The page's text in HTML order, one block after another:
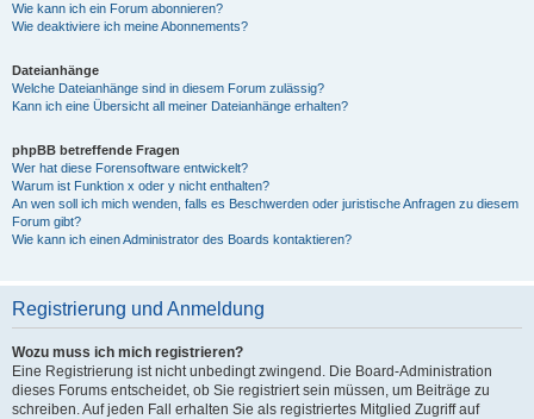
Wie kann ich ein Forum abonnieren?
Wie deaktiviere ich meine Abonnements?
Dateianhänge
Welche Dateianhänge sind in diesem Forum zulässig?
Kann ich eine Übersicht all meiner Dateianhänge erhalten?
phpBB betreffende Fragen
Wer hat diese Forensoftware entwickelt?
Warum ist Funktion x oder y nicht enthalten?
An wen soll ich mich wenden, falls es Beschwerden oder juristische Anfragen zu diesem
Forum gibt?
Wie kann ich einen Administrator des Boards kontaktieren?
Registrierung und Anmeldung
Wozu muss ich mich registrieren?
Eine Registrierung ist nicht unbedingt zwingend. Die Board-Administration
dieses Forums entscheidet, ob Sie registriert sein müssen, um Beiträge zu
schreiben. Auf jeden Fall erhalten Sie als registriertes Mitglied Zugriff auf